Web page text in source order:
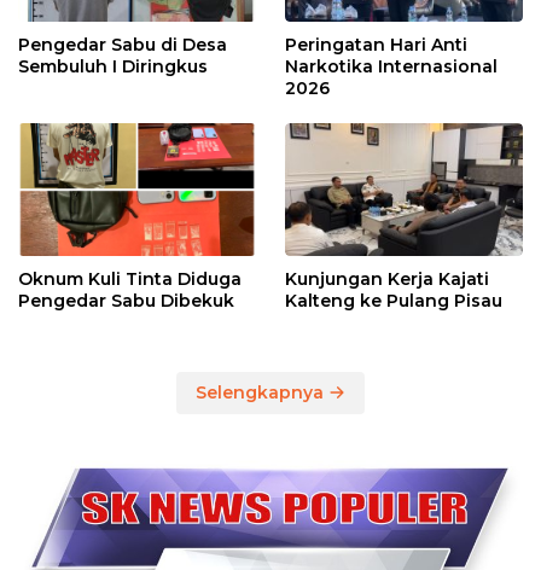
Pengedar Sabu di Desa
Sembuluh I Diringkus
Peringatan Hari Anti
Narkotika Internasional
2026
Oknum Kuli Tinta Diduga
Pengedar Sabu Dibekuk
Kunjungan Kerja Kajati
Kalteng ke Pulang Pisau
Selengkapnya